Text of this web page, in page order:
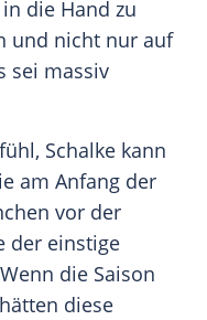
die Hand zu
und nicht nur auf
sei massiv
Schalke kann
am Anfang der
vor der
der einstige
die Saison
diese